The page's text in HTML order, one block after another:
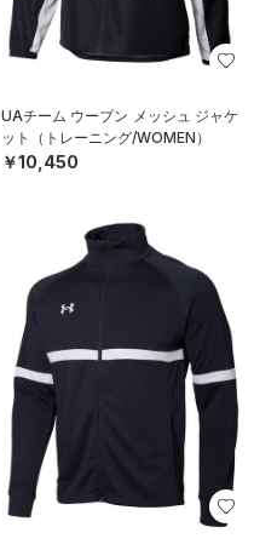
UAチーム ウーブン メッシュ ジャケ
ット（トレーニング/WOMEN）
￥10,450